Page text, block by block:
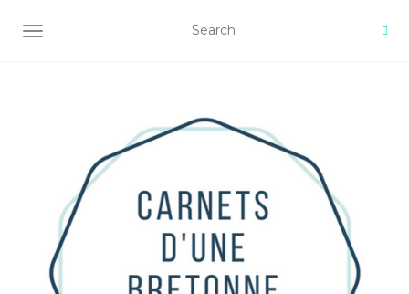
AFFICHER/MASQUER LA NAVIGATION